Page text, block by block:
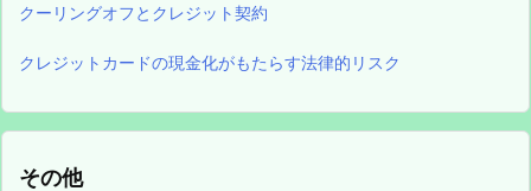
クーリングオフとクレジット契約
クレジットカードの現金化がもたらす法律的リスク
その他